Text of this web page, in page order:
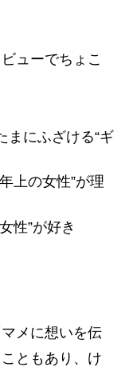
ューでちょこ
まにふざける“ギ
上の女性”が理
性”が好き
メに想いを伝
ともあり、け